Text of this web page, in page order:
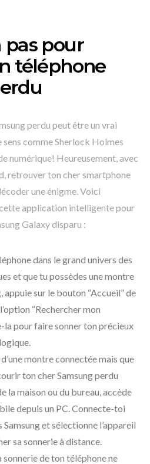
pas pour
téléphone
perdu peut être un vrai
comme Sherlock Holmes
numérique! Heureusement, avec
retrouver ton cher smartphone
une énigme. Voici
application intelligente pour
Galaxy disparu :
dans le grand univers des
et que tu possèdes une montre
appuie sur le bouton “Accueil” de
“Rechercher mon
la pour faire sonner ton précieux
d’une montre connectée mais que
ton cher Samsung perdu
la maison ou du bureau, accède
depuis un PC. Connecte-toi
et sélectionne l’appareil
sa sonnerie à distance.
de ton téléphone ne